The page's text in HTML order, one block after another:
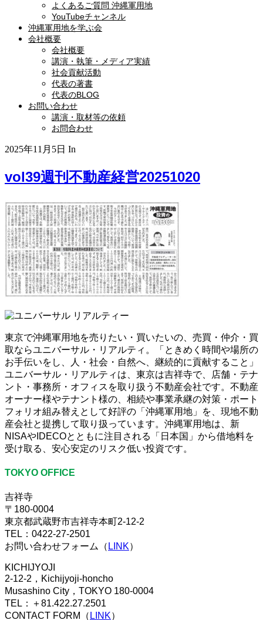
よくあるご質問 沖縄軍用地
YouTubeチャンネル
沖縄軍用地を学ぶ会
会社概要
会社概要
講演・執筆・メディア実績
社会貢献活動
代表の著書
代表のBLOG
お問い合わせ
講演・取材等の依頼
お問合わせ
2025年11月5日 In
vol39週刊不動産経営20251020
東京で沖縄軍用地を売りたい・買いたいの、売買・仲介・買
取ならユニバーサル・リアルティ。「ときめく時間や場所の
お手伝いをし、人・社会・自然へ、継続的に貢献すること」
ユニバーサル・リアルティは、東京は吉祥寺で、店舗・テナ
ント・事務所・オフィスを取り扱う不動産会社です。不動産
オーナー様やテナント様の、相続や事業承継の対策・ポート
フォリオ組み替えとして好評の「沖縄軍用地」を、現地不動
産会社と提携して取り扱っています。沖縄軍用地は、新
NISAやIDECOとともに注目される「日本国」から借地料を
受け取る、安心安定のリスク低い投資です。
TOKYO OFFICE
吉祥寺
〒180-0004
東京都武蔵野市吉祥寺本町2-12-2
TEL：0422-27-2501
お問い合わせフォーム（ LINK）
KICHIJYOJI
2-12-2，Kichijyoji-honcho
Musashino City，TOKYO 180-0004
TEL：＋81.422.27.2501
CONTACT FORM（ LINK）